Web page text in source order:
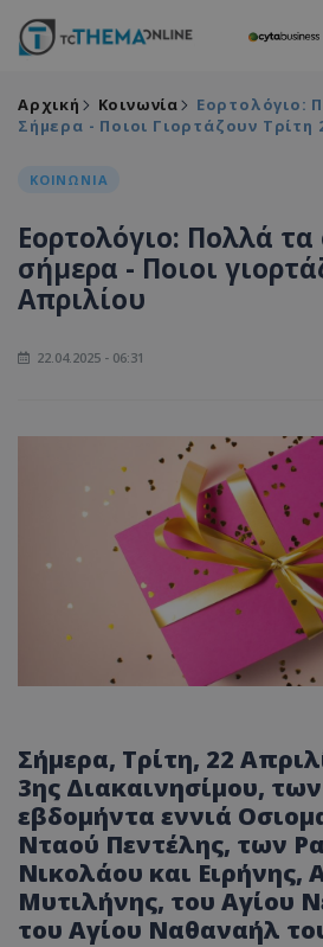
Αρχική Κοινωνία
Εορτολόγιο:
Σήμερα - Ποιοι Γιορτάζουν Τρίτη
ΚΟΙΝΩΝΙΑ
Εορτολόγιο: Πολλά
σήμερα - Ποιοι
Απριλίου
22.04.2025 - 06:31
Σήμερα, Τρίτη, 22
3ης Διακαινησίμου,
εβδομήντα εννιά
Νταού Πεντέλης, των
Νικολάου και Ειρήνης,
Μυτιλήνης, του Αγίου
του Αγίου Ναθαναήλ